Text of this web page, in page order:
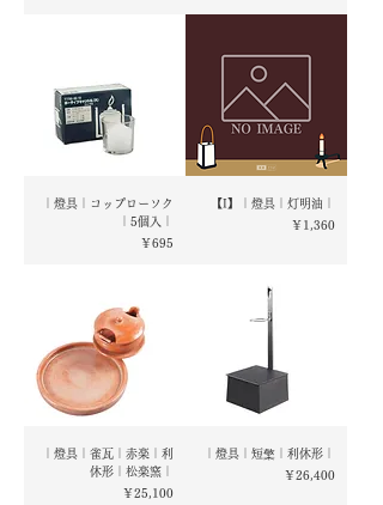
｜燈具｜コップローソク
｜5個入｜
価格
￥695
【I】｜燈具｜灯明油｜
価格
￥1,360
｜燈具｜雀瓦｜赤楽｜利
休形｜松楽窯｜
価格
￥25,100
｜燈具｜短檠｜利休形｜
価格
￥26,400